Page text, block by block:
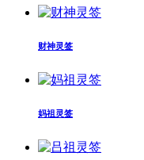
财神灵签
妈祖灵签